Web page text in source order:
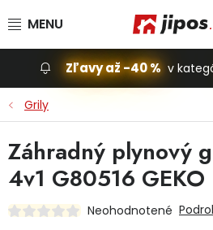
Slevoakce
Stavba, dom
Dielňa
Zľavy až -40 % v
Grily
Záhradný plynový
4v1 G80516 GEKO
Neohodnotené